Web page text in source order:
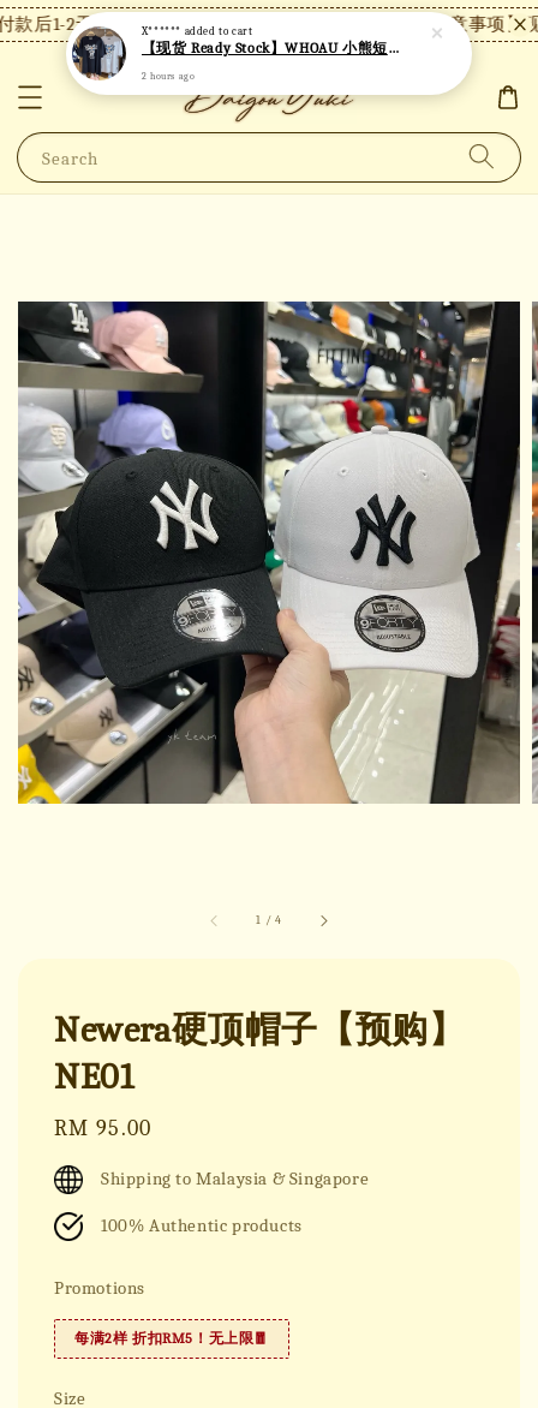
后1-2天内发货，24小时内未付款将自动取消。 【注意事项】
Search
1 /4
Newera硬顶帽子【预购】
NE01
Regular
price
RM 95.00
Shipping to Malaysia & Singapore
100% Authentic products
Promotions
每满2样 折扣RM5！无上限🧧
Size
X****** added to cart
【现货 Ready Stock】WHOAU 小熊短袖 W06
2 hours ago